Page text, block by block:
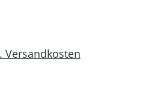
Versandkosten